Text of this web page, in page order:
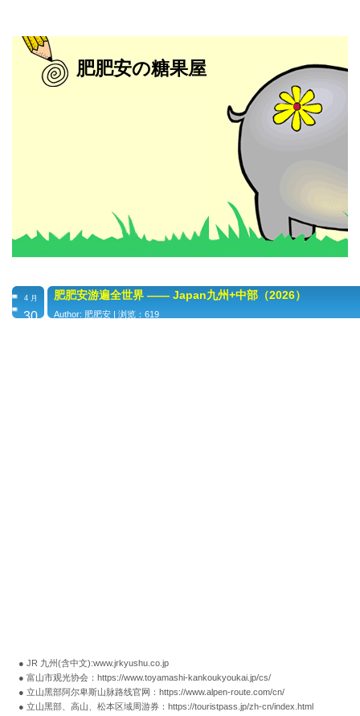
肥肥安の糖果屋
4 月
30
肥肥安游遍全世界 —— Japan九州+中部（2026）
Author: 肥肥安 | 浏览：619
● JR 九州(含中文):www.jrkyushu.co.jp
● 富山市观光协会：https://www.toyamashi-kankoukyoukai.jp/cs/
● 立山黑部阿尔卑斯山脉路线官网：https://www.alpen-route.com/cn/
● 立山黑部、高山、松本区域周游券：https://touristpass.jp/zh-cn/index.html